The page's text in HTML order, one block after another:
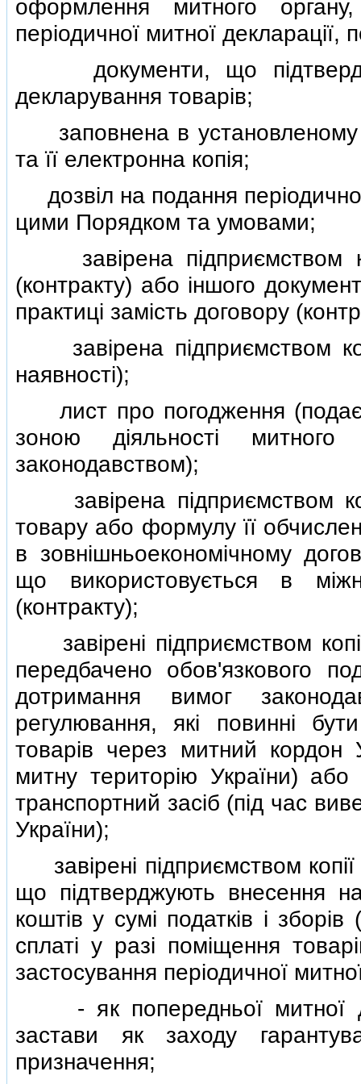
оформлення митного
перiодичної митної декларацiї,
документи, що
декларування товарiв;
заповнена в установленому
та її електронна копiя;
дозвiл на подання
цими Порядком та умовами;
завiрена пiдприємством
(контракту) або iншого
практицi замiсть договору
завiрена пiдприємством
наявностi);
лист про погодження
зоною дiяльностi митного
законодавством);
завiрена пiдприємством
товару або формулу її
в зовнiшньоекономiчному
що використовується в
(контракту);
завiренi пiдприємством
передбачено обов'язкового
дотримання вимог
регулювання, якi повиннi
товарiв через митний кордон
митну територiю України)
транспортний засiб (пiд час
України);
завiренi пiдприємством копiї
що пiдтверджують внесення
коштiв у сумi податкiв i зборiв
сплатi у разi помiщення
застосування перiодичної
- як попередньої митної
застави як заходу
призначення;